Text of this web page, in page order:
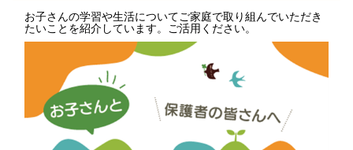
お子さんの学習や生活についてご家庭で取り組んでいただき
たいことを紹介しています。ご活用ください。